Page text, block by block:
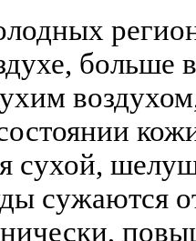
больше
сухой,
сужаются